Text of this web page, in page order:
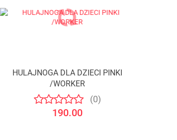
HULAJNOGA DLA DZIECI PINKI
/WORKER
(0)
190.00